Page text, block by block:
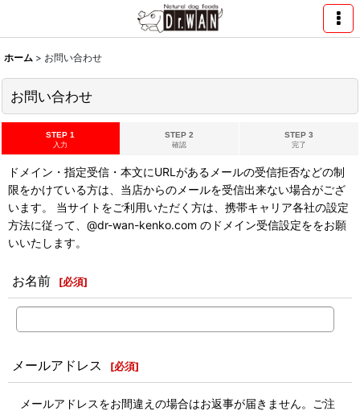
ホーム > お問い合わせ
お問い合わせ
STEP 1
入力
STEP 2
確認
STEP 3
完了
ドメイン・指定受信・本文にURLがあるメールの受信拒否などの制
限をかけている方は、当店からのメールを受信出来ない場合がござ
います。 当サイトをご利用いただく方は、携帯キャリア各社の設定
方法に従って、@dr-wan-kenko.com のドメイン受信設定ををお願
いいたします。
お名前 [必須]
メールアドレス [必須]
メールアドレスをお間違えの場合はお返事が届きません。ご注